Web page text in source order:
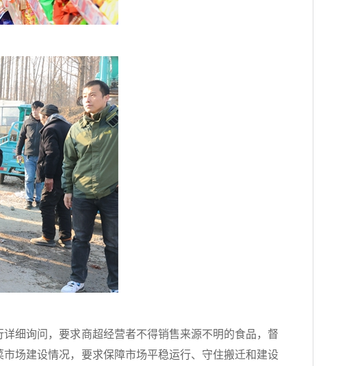
细询问，要求商超经营者不得销售来源不明的食品，督
场建设情况，要求保障市场平稳运行、守住搬迁和建设